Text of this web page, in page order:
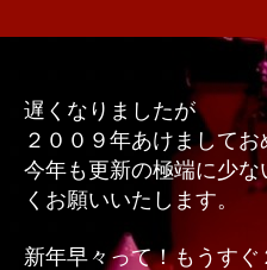
遅くなりましたが
２００９年あけまして
今年も更新の極端に少
くお願いいたします。
新年早々って！もうす